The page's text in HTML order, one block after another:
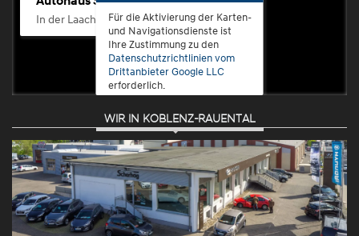
In der Laach 76, 56072 Koblenz-Güls
Für die Aktivierung der Karten-
und Navigationsdienste ist
Ihre Zustimmung zu den
Datenschutzrichtlinien vom
Drittanbieter Google LLC
erforderlich.
Zustimmen
und
aktivieren
WIR IN KOBLENZ-RAUENTAL